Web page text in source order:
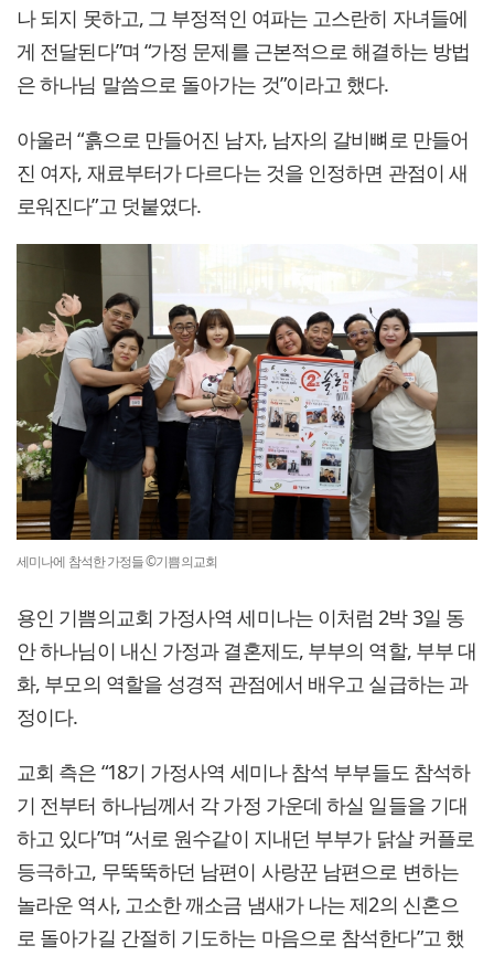
나 되지 못하고, 그 부정적인 여파는 고스란히 자녀들에
게 전달된다”며 “가정 문제를 근본적으로 해결하는 방법
은 하나님 말씀으로 돌아가는 것”이라고 했다.
아울러 “흙으로 만들어진 남자, 남자의 갈비뼈로 만들어
진 여자, 재료부터가 다르다는 것을 인정하면 관점이 새
로워진다”고 덧붙였다.
세미나에 참석한 가정들 ©기쁨의교회
용인 기쁨의교회 가정사역 세미나는 이처럼 2박 3일 동
안 하나님이 내신 가정과 결혼제도, 부부의 역할, 부부 대
화, 부모의 역할을 성경적 관점에서 배우고 실급하는 과
정이다.
교회 측은 “18기 가정사역 세미나 참석 부부들도 참석하
기 전부터 하나님께서 각 가정 가운데 하실 일들을 기대
하고 있다”며 “서로 원수같이 지내던 부부가 닭살 커플로
등극하고, 무뚝뚝하던 남편이 사랑꾼 남편으로 변하는
놀라운 역사, 고소한 깨소금 냄새가 나는 제2의 신혼으
로 돌아가길 간절히 기도하는 마음으로 참석한다”고 했